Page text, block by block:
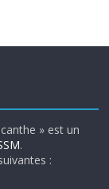
» est un
.
: